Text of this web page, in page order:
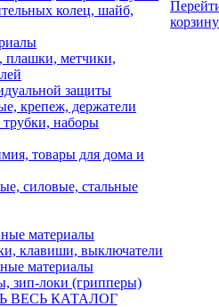
колец, шайб,
плашки, метчики,
защиты
крепеж, держатели
наборы
товары для дома и
силовые, стальные
материалы
клавиши, выключатели
материалы
зип-локи (грипперы)
ВЕСЬ КАТАЛОГ
корзину